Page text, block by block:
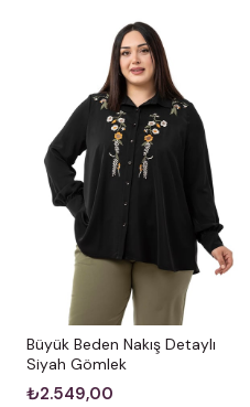
Büyük Beden Nakış Detaylı
Siyah Gömlek
₺2.549,00